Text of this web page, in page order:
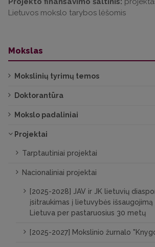
Lietuvos mokslo tarybos lėšomis
Mokslas
Mokslinių tyrimų temos
Doktorantūra
Mokslo padaliniai
Projektai
Tarptautiniai projektai
Nacionaliniai projektai
[2025-2028] JAV ir JK lietuvių
įsitraukimas į lietuvybės išsaugojimą
Lietuva per pastaruosius 30 metų
[2025-2027] Mokslinio žurnalo